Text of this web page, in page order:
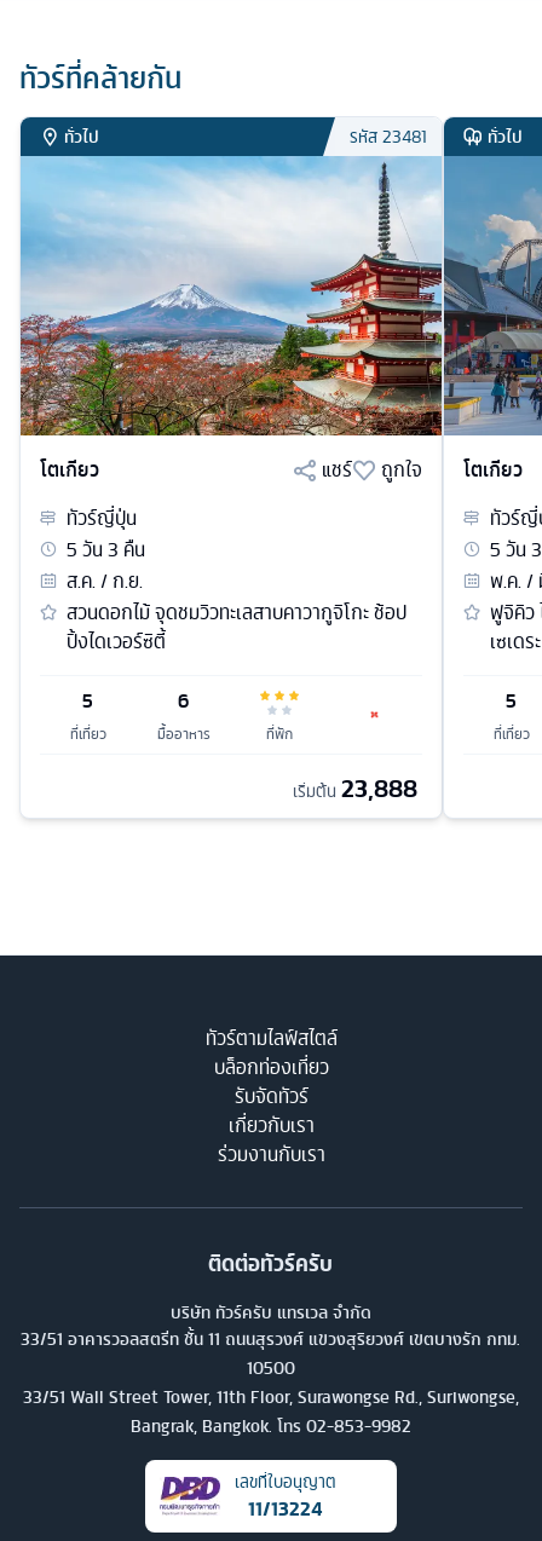
ทัวร์ที่คล้ายกัน
ทั่วไป รหัส23481
โตเกียว แชร์
ถูกใจ
ทัวร์ญี่ปุ่น
5วัน3 คืน
ส.ค. / ก.ย.
สวนดอกไม้ จุดชมวิวทะเลสาบคาวากูจิโกะ ช้อป
ปิ้งไดเวอร์ซิตี้
5
ที่เที่ยว
6
มื้ออาหาร ที่พัก
เริ่มต้น 23,888
ทั่วไป
โตเกียว
ทัวร์ญี่
5วัน3
พ.ค. /
ฟูจิคิว
เซเดระ
5
ที่เที่ยว
ทัวร์ตามไลฟ์สไตล์
บล็อกท่องเที่ยว
รับจัดทัวร์
เกี่ยวกับเรา
ร่วมงานกับเรา
ติดต่อทัวร์ครับ
บริษัท ทัวร์ครับ แทรเวล จำกัด
33/51 อาคารวอลสตรีท ชั้น 11 ถนนสุรวงศ์ แขวงสุริยวงศ์ เขตบางรัก กทม.
10500
33/51 Wall Street Tower, 11th Floor, Surawongse Rd., Suriwongse,
Bangrak, Bangkok. โทร 02-853-9982
เลขที่ใบอนุญาต
11/13224